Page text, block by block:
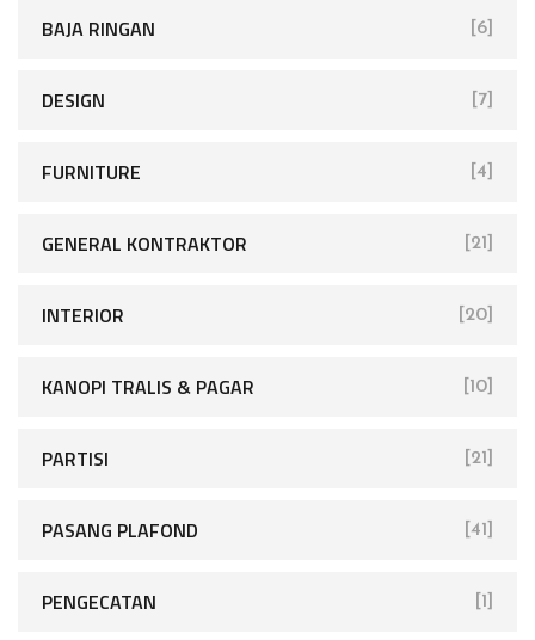
BAJA RINGAN [6]
DESIGN [7]
FURNITURE [4]
GENERAL KONTRAKTOR [21]
INTERIOR [20]
KANOPI TRALIS & PAGAR [10]
PARTISI [21]
PASANG PLAFOND [41]
PENGECATAN [1]